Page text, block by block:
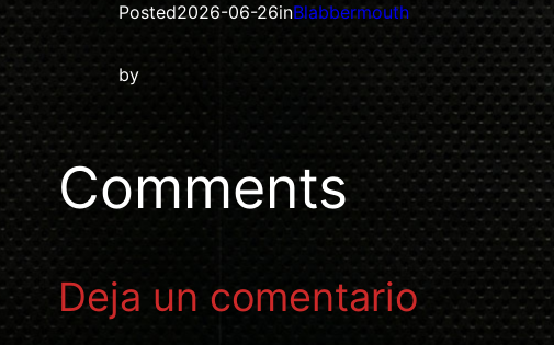
Posted2026-06-26inBlabbermouth
by
Comments
Deja un comentario